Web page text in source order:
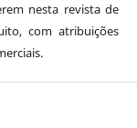
nesta revista de
com atribuições